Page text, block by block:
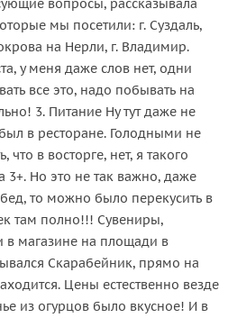
вопросы, рассказывала
мы посетили: г. Суздаль,
на Нерли, г. Владимир.
у меня даже слов нет, одни
все это, надо побывать на
3. Питание Ну тут даже не
в ресторане. Голодными не
что в восторге, нет, я такого
3+. Но это не так важно, даже
то можно было перекусить в
там полно!!! Сувениры,
в магазине на площади в
Скарабейник, прямо на
Цены естественно везде
из огурцов было вкусное! И в